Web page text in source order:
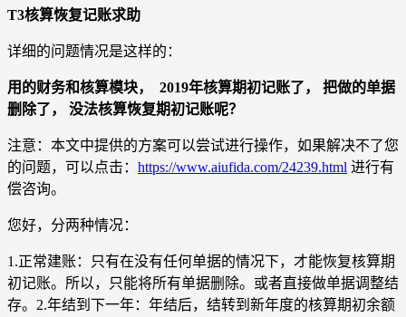
T3核算恢复记账求助
详细的问题情况是这样的：
用的财务和核算模块， 2019年核算期初记账了， 把做的单据
删除了， 没法核算恢复期初记账呢？
注意：本文中提供的方案可以尝试进行操作，如果解决不了您
的问题，可以点击： https://www.aiufida.com/24239.html 进行有
偿咨询。
您好，分两种情况：
1.正常建账：只有在没有任何单据的情况下，才能恢复核算期
初记账。所以，只能将所有单据删除。或者直接做单据调整结
存。2.年结到下一年：年结后，结转到新年度的核算期初余额